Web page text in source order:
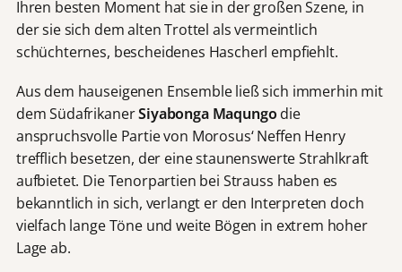
Ihren besten Moment hat sie in der großen Szene, in
der sie sich dem alten Trottel als vermeintlich
schüchternes, bescheidenes Hascherl empfiehlt.
Aus dem hauseigenen Ensemble ließ sich immerhin mit
dem SüdafrikanerSiyabonga Maqungo die
anspruchsvolle Partie von Morosus‘ Neffen Henry
trefflich besetzen, der eine staunenswerte Strahlkraft
aufbietet. Die Tenorpartien bei Strauss haben es
bekanntlich in sich, verlangt er den Interpreten doch
vielfach lange Töne und weite Bögen in extrem hoher
Lage ab.